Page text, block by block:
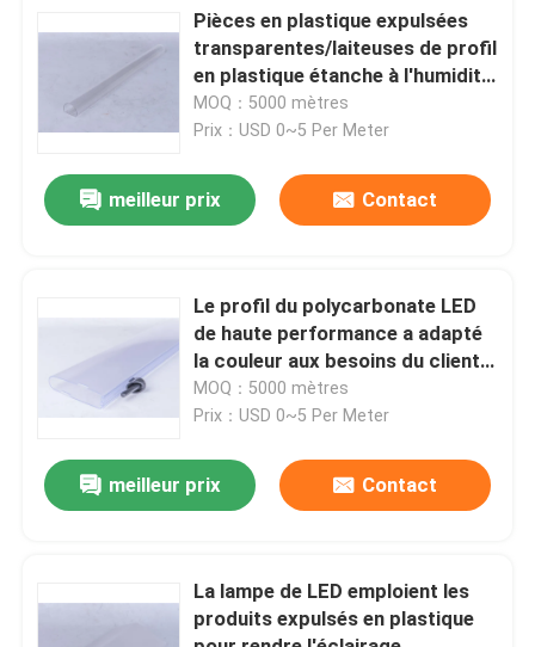
Produits
Vidéos
À propos de nous
Contrôle de la qualité
Nous contacter
Nouvelles
Profils d'extrusion de PVC
Pièces en plastique expulsées
transparentes/laiteuses de profil
en plastique étanche à l'humidité
de LED,
MOQ：5000 mètres
Prix：USD 0~5 Per Meter
meilleur prix Contact
Le profil du polycarbonate LED
de haute performance a adapté
la couleur aux besoins du client
disponible
MOQ：5000 mètres
Prix：USD 0~5 Per Meter
meilleur prix Contact
La lampe de LED emploient les
produits expulsés en plastique